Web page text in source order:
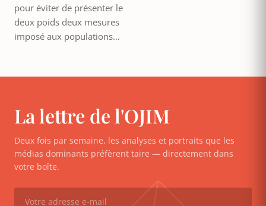
pour éviter de présenter le
deux poids deux mesures
imposé aux populations…
La lettre de l'OJIM
Deux fois par semaine, les analyses et portraits que les
médias dominants préfèrent taire — directement dans
votre boîte.